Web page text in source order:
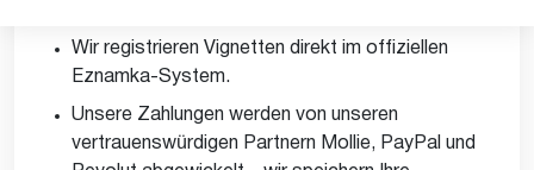
Wir registrieren Vignetten direkt im offiziellen
Eznamka-System.
Unsere Zahlungen werden von unseren
vertrauenswürdigen Partnern Mollie, PayPal und